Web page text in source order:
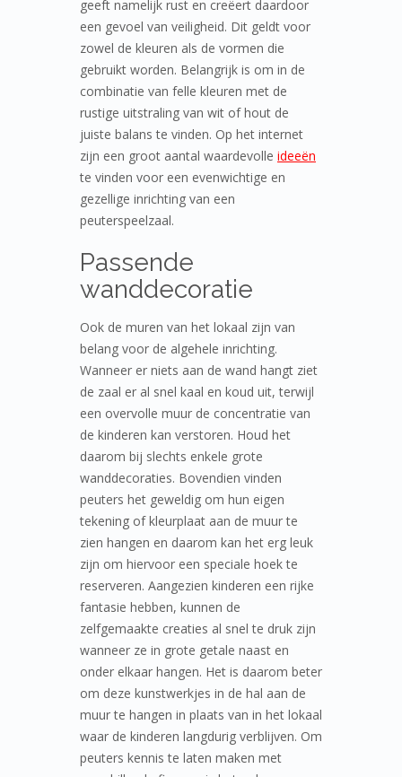
geeft namelijk rust en creëert daardoor
een gevoel van veiligheid. Dit geldt voor
zowel de kleuren als de vormen die
gebruikt worden. Belangrijk is om in de
combinatie van felle kleuren met de
rustige uitstraling van wit of hout de
juiste balans te vinden. Op het internet
zijn een groot aantal waardevolle ideeën
te vinden voor een evenwichtige en
gezellige inrichting van een
peuterspeelzaal.
Passende
wanddecoratie
Ook de muren van het lokaal zijn van
belang voor de algehele inrichting.
Wanneer er niets aan de wand hangt ziet
de zaal er al snel kaal en koud uit, terwijl
een overvolle muur de concentratie van
de kinderen kan verstoren. Houd het
daarom bij slechts enkele grote
wanddecoraties. Bovendien vinden
peuters het geweldig om hun eigen
tekening of kleurplaat aan de muur te
zien hangen en daarom kan het erg leuk
zijn om hiervoor een speciale hoek te
reserveren. Aangezien kinderen een rijke
fantasie hebben, kunnen de
zelfgemaakte creaties al snel te druk zijn
wanneer ze in grote getale naast en
onder elkaar hangen. Het is daarom beter
om deze kunstwerkjes in de hal aan de
muur te hangen in plaats van in het lokaal
waar de kinderen langdurig verblijven. Om
peuters kennis te laten maken met